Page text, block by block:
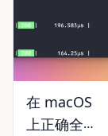
在 macOS
上正确全局